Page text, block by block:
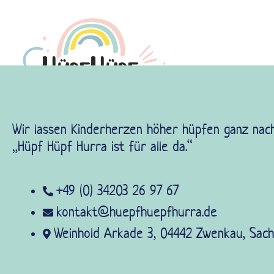
Wir lassen Kinderherzen höher hüpfen ganz
„Hüpf Hüpf Hurra ist für alle da.“
+49 (0) 34203 26 97 67
kontakt@huepfhuepfhurra.de
Weinhold Arkade 3, 04442 Zwenkau,